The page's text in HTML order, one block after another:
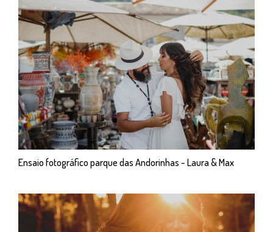
Ensaio fotográfico parque das Andorinhas - Laura & Max